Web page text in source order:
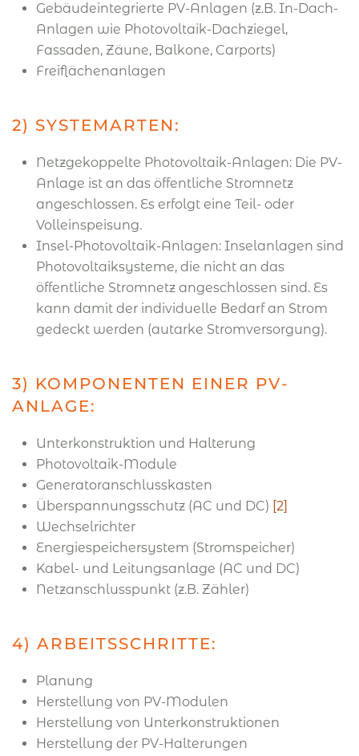
Gebäudeintegrierte PV-Anlagen (z.B. In-Dach-
Anlagen wie Photovoltaik-Dachziegel,
Fassaden, Zäune, Balkone, Carports)
Freiflächenanlagen
2) SYSTEMARTEN:
Netzgekoppelte Photovoltaik-Anlagen: Die PV-
Anlage ist an das öffentliche Stromnetz
angeschlossen. Es erfolgt eine Teil- oder
Volleinspeisung.
Insel-Photovoltaik-Anlagen: Inselanlagen sind
Photovoltaiksysteme, die nicht an das
öffentliche Stromnetz angeschlossen sind. Es
kann damit der individuelle Bedarf an Strom
gedeckt werden (autarke Stromversorgung).
3) KOMPONENTEN EINER PV-
ANLAGE:
Unterkonstruktion und Halterung
Photovoltaik-Module
Generatoranschlusskasten
Überspannungsschutz (AC und DC) [2]
Wechselrichter
Energiespeichersystem (Stromspeicher)
Kabel- und Leitungsanlage (AC und DC)
Netzanschlusspunkt (z.B. Zähler)
4) ARBEITSSCHRITTE:
Planung
Herstellung von PV-Modulen
Herstellung von Unterkonstruktionen
Herstellung der PV-Halterungen